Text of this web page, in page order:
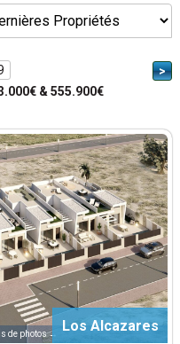
& 555.900€
>
de photos → Los Alcazares